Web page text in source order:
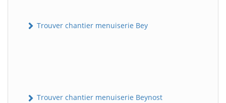
Trouver chantier menuiserie Bey
Trouver chantier menuiserie Beynost